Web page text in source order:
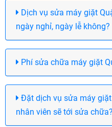
Dịch vụ sửa máy giặt
ngày nghỉ, ngày lễ không?
Phí sửa chữa máy giặt
Đặt dịch vụ sửa máy
nhân viên sẽ tới sửa chữa?